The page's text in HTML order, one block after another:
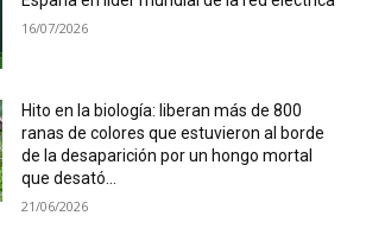
16/07/2026
Hito en la biología: liberan más de 800
ranas de colores que estuvieron al borde
de la desaparición por un hongo mortal
que desató...
21/06/2026